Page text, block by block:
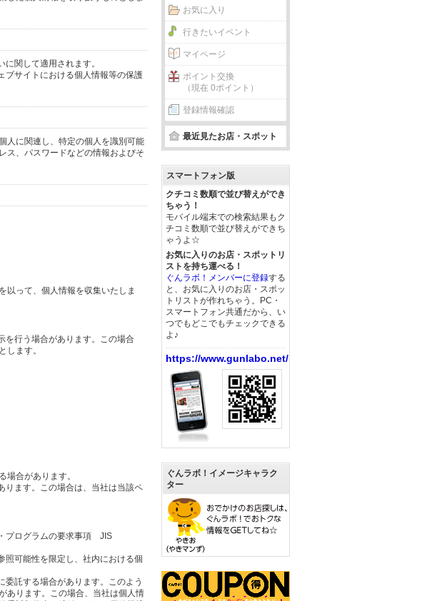
関して適用されます。
ブサイトにおける個人情報等の保護
人に関連し、特定の個人を識別可能
ス、パスワードなどの情報およびそ
以って、個人情報を収集いたしま
を行う場合があります。この場合
します。
合があります。
ります。この場合は、当社は当該ペ
プログラムの要求事項 JIS
照可能性を限定し、社内における個
託する場合があります。このよう
あります。この場合、当社は個人情
お気に入り
行きたいイベント
マイページ
ポイント交換
（現在 0ポイント）
登録情報確認
最近見たお店・スポット
スマートフォン版
クチコミ数順で並び替えができ
ちゃう！
モバイル端末での検索結果もク
チコミ数順で並び替えができち
ゃうよ☆
お気に入りのお店・スポットリ
ストを持ち運べる！
ぐんラボ！メンバーに登録する
と、お気に入りのお店・スポッ
トリストが作れちゃう。PC・
スマートフォン共通だから、い
つでもどこでもチェックできる
よ♪
https://www.gunlabo.net/
ぐんラボ！イメージキャラク
ター